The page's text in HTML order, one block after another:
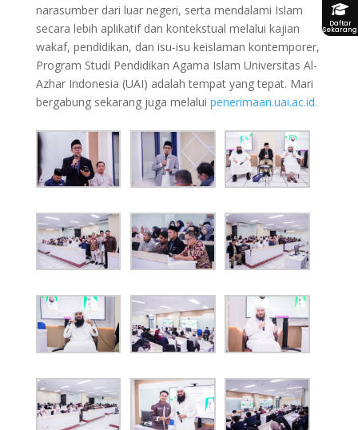
narasumber dari luar negeri, serta mendalami Islam
secara lebih aplikatif dan kontekstual melalui kajian
wakaf, pendidikan, dan isu-isu keislaman kontemporer,
Program Studi Pendidikan Agama Islam Universitas Al-
Azhar Indonesia (UAI) adalah tempat yang tepat. Mari
bergabung sekarang juga melalui penerimaan.uai.ac.id.
Daftar
Sekarang